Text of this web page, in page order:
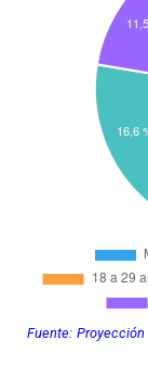
Fuente: Proyección